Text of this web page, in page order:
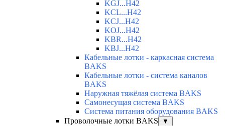
KGJ...H42
KCL...H42
KCJ...H42
KOJ...H42
KBR...H42
KBJ...H42
Кабельные лотки - каркасная система
BAKS
Кабельные лотки - система каналов
BAKS
Наружная тяжёлая система BAKS
Самонесущая система BAKS
Система питания оборудования BAKS
Проволочные лотки BAKS
▼